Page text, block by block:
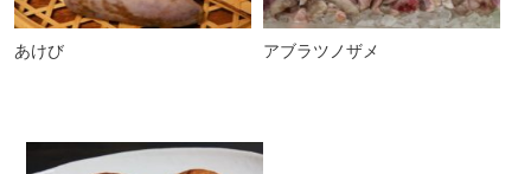
あけび アブラツノザメ